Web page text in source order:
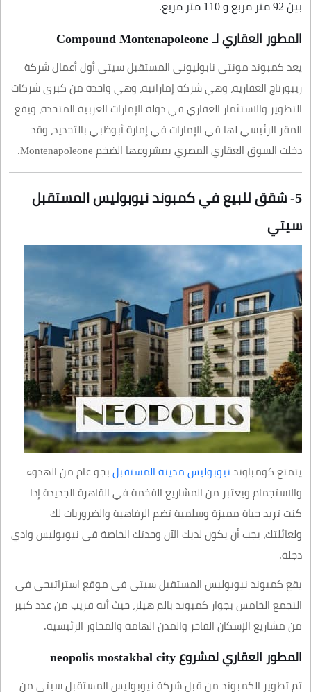
بين 92 متر مربع و 110 متر مربع.
المطور العقاري لـ Compound Montenapoleone
يعد كمبوند مونتي نابوليوني المستقبل سيتي أول أعمال شركة
ريبورتاج العقارية، وهي شركة إماراتية، وهي واحدة من كبرى شركات
التطوير والاستثمار العقاري في دولة الإمارات العربية المتحدة، ويقع
المقر الرئيسي لها في الإمارات في إمارة أبوظبي بالتحديد، وقد
دخلت السوق العقاري المصري بمشروعها الضخم Montenapoleone.
5- شقق للبيع في كمبوند نيوبوليس المستقبل
سيتي
يتمتع كومباوند نيوبوليس مدينة المستقبل بجو عام من الهدوء
والاستجمام ويعتبر من المشاريع الفخمة في القاهرة الجديدة إذا
كنت تريد حياة مميزة وسلمية تضم الرفاهية والضروريات لك
ولعائلتك، يجب أن يكون لديك الآن وحدتك الخاصة في نيوبوليس وادي
دجلة.
يقع كمبوند نيوبوليس المستقبل سيتي في موقع استراتيجي في
التجمع الخامس بجوار كمبوند بالم هيلز، حيث أنه قريب من عدد كبير
من مشاريع الإسكان الفاخر والمدن الهامة والمحاور الرئيسية.
المطور العقاري لمشروع neopolis mostakbal city
تم تطوير الكمبوند من قبل شركة نيوبوليس المستقبل سيتي من